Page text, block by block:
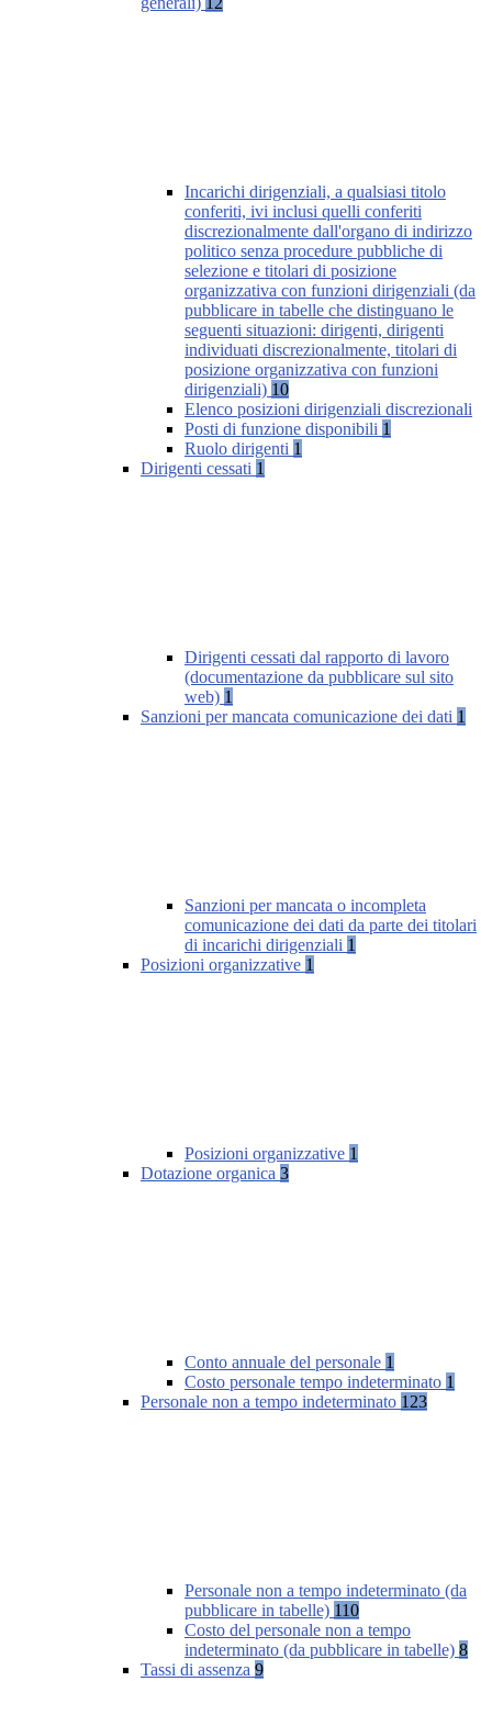
Incarichi dirigenziali, a qualsiasi titolo
conferiti, ivi inclusi quelli conferiti
discrezionalmente dall'organo di indirizzo
politico senza procedure pubbliche di
selezione e titolari di posizione
organizzativa con funzioni dirigenziali (da
pubblicare in tabelle che distinguano le
seguenti situazioni: dirigenti, dirigenti
individuati discrezionalmente, titolari di
posizione organizzativa con funzioni
dirigenziali) 10
Elenco posizioni dirigenziali discrezionali
Posti di funzione disponibili 1
Ruolo dirigenti 1
Dirigenti cessati 1
Dirigenti cessati dal rapporto di lavoro
(documentazione da pubblicare sul sito
web) 1
Sanzioni per mancata comunicazione dei dati 1
Sanzioni per mancata o incompleta
comunicazione dei dati da parte dei titolari
di incarichi dirigenziali 1
Posizioni organizzative 1
Posizioni organizzative 1
Dotazione organica 3
Conto annuale del personale 1
Costo personale tempo indeterminato 1
Personale non a tempo indeterminato 123
Personale non a tempo indeterminato (da
pubblicare in tabelle) 110
Costo del personale non a tempo
indeterminato (da pubblicare in tabelle) 8
Tassi di assenza 9